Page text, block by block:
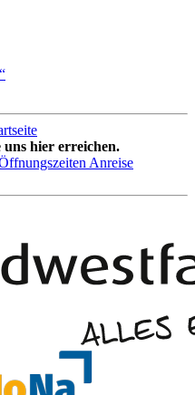
uns hier erreichen.
Anreise